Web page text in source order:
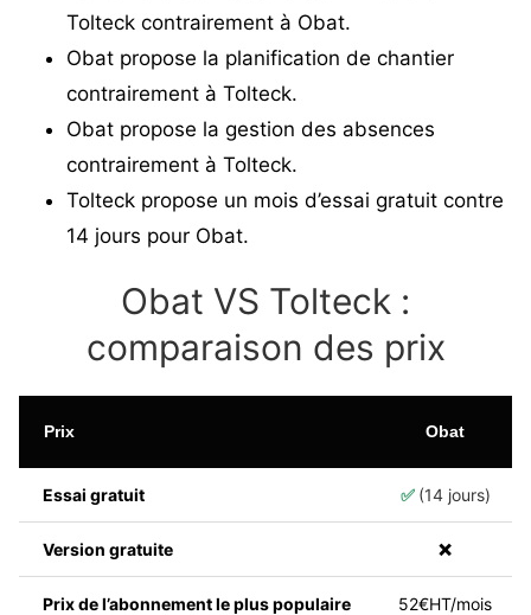
Tolteck contrairement à Obat.
Obat propose la planification de chantier
contrairement à Tolteck.
Obat propose la gestion des absences
contrairement à Tolteck.
Tolteck propose un mois d’essai gratuit contre
14 jours pour Obat.
Obat VS Tolteck :
comparaison des prix
Prix Obat
Essai gratuit ✅ (14 jours)
Version gratuite ❌
Prix de l’abonnement le plus populaire 52€HT/mois